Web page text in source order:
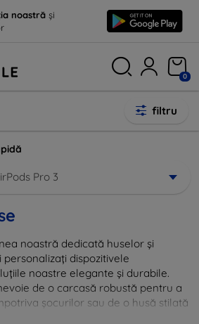
noastră și
0
filtru
Pro 3
noastră dedicată huselor și
dispozitivele
noastre elegante și durabile.
de o carcasă robustă pentru a
șocurilor sau de o husă stilată